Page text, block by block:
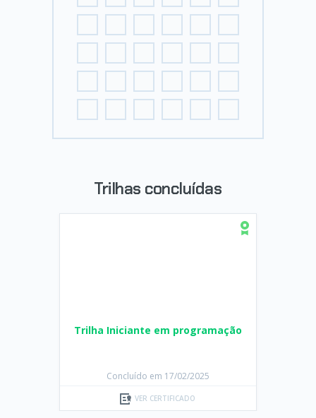
Trilhas concluídas
Concluído em 17/02/2025
VER CERTIFICADO